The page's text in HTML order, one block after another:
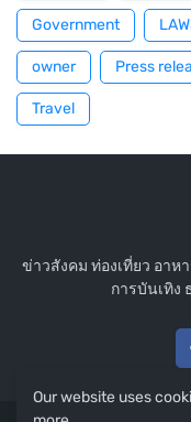
Government
owner Press
Travel
ข่าวสังคม ท่องเที่ยว อาห
การบันเทิง
Our website uses